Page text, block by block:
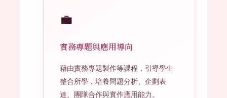
💼
實務專題與應用導向
藉由實務專題製作等課程，引導學生
整合所學，培養問題分析、企劃表
達、團隊合作與實作應用能力。